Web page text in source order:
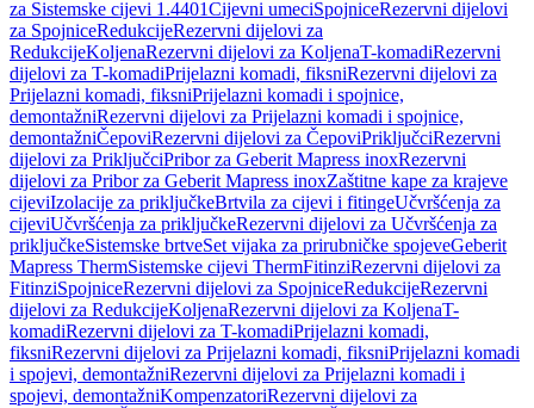
za Sistemske cijevi 1.4401Cijevni umeciSpojniceRezervni dijelovi
za SpojniceRedukcijeRezervni dijelovi za
RedukcijeKoljenaRezervni dijelovi za KoljenaT-komadiRezervni
dijelovi za T-komadiPrijelazni komadi, fiksniRezervni dijelovi za
Prijelazni komadi, fiksniPrijelazni komadi i spojnice,
demontažniRezervni dijelovi za Prijelazni komadi i spojnice,
demontažniČepoviRezervni dijelovi za ČepoviPriključciRezervni
dijelovi za PriključciPribor za Geberit Mapress inoxRezervni
dijelovi za Pribor za Geberit Mapress inoxZaštitne kape za krajeve
cijeviIzolacije za priključkeBrtvila za cijevi i fitingeUčvršćenja za
cijeviUčvršćenja za priključkeRezervni dijelovi za Učvršćenja za
priključkeSistemske brtveSet vijaka za prirubničke spojeveGeberit
Mapress ThermSistemske cijevi ThermFitinziRezervni dijelovi za
FitinziSpojniceRezervni dijelovi za SpojniceRedukcijeRezervni
dijelovi za RedukcijeKoljenaRezervni dijelovi za KoljenaT-
komadiRezervni dijelovi za T-komadiPrijelazni komadi,
fiksniRezervni dijelovi za Prijelazni komadi, fiksniPrijelazni komadi
i spojevi, demontažniRezervni dijelovi za Prijelazni komadi i
spojevi, demontažniKompenzatoriRezervni dijelovi za